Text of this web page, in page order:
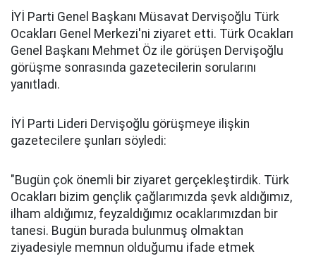
İYİ Parti Genel Başkanı Müsavat Dervişoğlu Türk
Ocakları Genel Merkezi'ni ziyaret etti. Türk Ocakları
Genel Başkanı Mehmet Öz ile görüşen Dervişoğlu
görüşme sonrasında gazetecilerin sorularını
yanıtladı.
İYİ Parti Lideri Dervişoğlu görüşmeye ilişkin
gazetecilere şunları söyledi:
"Bugün çok önemli bir ziyaret gerçekleştirdik. Türk
Ocakları bizim gençlik çağlarımızda şevk aldığımız,
ilham aldığımız, feyzaldığımız ocaklarımızdan bir
tanesi. Bugün burada bulunmuş olmaktan
ziyadesiyle memnun olduğumu ifade etmek